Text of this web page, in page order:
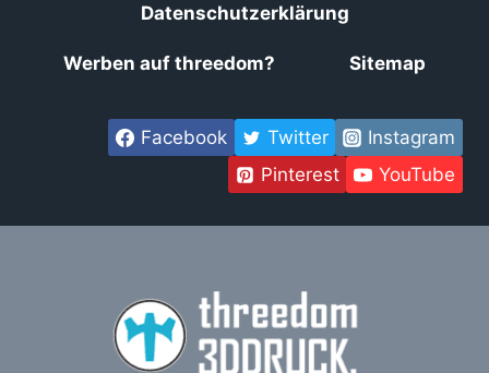
Datenschutzerklärung
Werben auf threedom? Sitemap
Facebook Twitter
Instagram
Pinterest
YouTube